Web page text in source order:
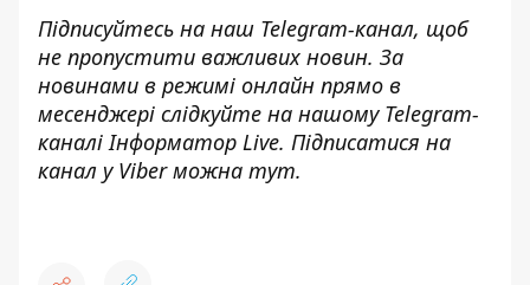
Підписуйтесь на наш Telegram-канал, щоб
не пропустити важливих новин. За
новинами в режимі онлайн прямо в
месенджері слідкуйте на нашому Telegram-
каналіІнформатор Live. Підписатися на
канал у Viber можна тут.